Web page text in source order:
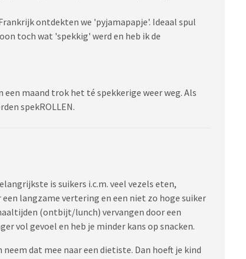
ontdekten we 'pyjamapapje'. Ideaal spul
toch wat 'spekkig' werd en heb ik de
een maand trok het té spekkerige weer weg. Als
spekROLLEN.
is suikers i.c.m. veel vezels eten,
langzame vertering en een niet zo hoge suiker
(ontbijt/lunch) vervangen door een
vol gevoel en heb je minder kans op snacken.
dat mee naar een dietiste. Dan hoeft je kind